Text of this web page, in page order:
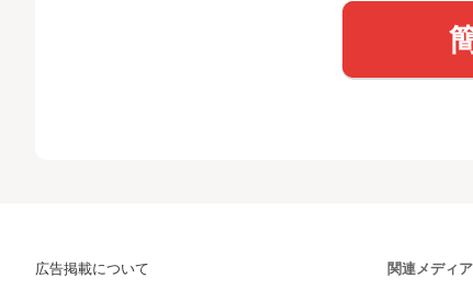
広告掲載について 関連メディア